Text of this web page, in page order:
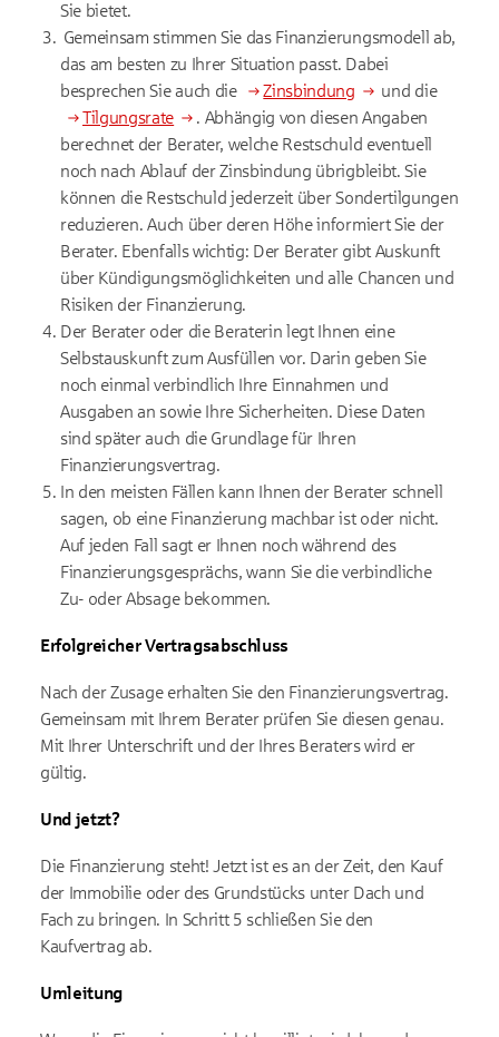
Sie bietet.
Gemeinsam stimmen Sie das Finanzierungsmodell ab,
das am besten zu Ihrer Situation passt. Dabei
besprechen Sie auch die
Zinsbindung
und die
Tilgungsrate
. Abhängig von diesen Angaben
berechnet der Berater, welche Restschuld eventuell
noch nach Ablauf der Zinsbindung übrigbleibt. Sie
können die Restschuld jederzeit über Sondertilgungen
reduzieren. Auch über deren Höhe informiert Sie der
Berater. Ebenfalls wichtig: Der Berater gibt Auskunft
über Kündigungsmöglichkeiten und alle Chancen und
Risiken der Finanzierung.
Der Berater oder die Beraterin legt Ihnen eine
Selbstauskunft zum Ausfüllen vor. Darin geben Sie
noch einmal verbindlich Ihre Einnahmen und
Ausgaben an sowie Ihre Sicherheiten. Diese Daten
sind später auch die Grundlage für Ihren
Finanzierungsvertrag.
In den meisten Fällen kann Ihnen der Berater schnell
sagen, ob eine Finanzierung machbar ist oder nicht.
Auf jeden Fall sagt er Ihnen noch während des
Finanzierungsgesprächs, wann Sie die verbindliche
Zu- oder Absage bekommen.
Erfolgreicher Vertragsabschluss
Nach der Zusage erhalten Sie den Finanzierungsvertrag.
Gemeinsam mit Ihrem Berater prüfen Sie diesen genau.
Mit Ihrer Unterschrift und der Ihres Beraters wird er
gültig.
Und jetzt?
Die Finanzierung steht! Jetzt ist es an der Zeit, den Kauf
der Immobilie oder des Grundstücks unter Dach und
Fach zu bringen. In Schritt 5 schließen Sie den
Kaufvertrag ab.
Umleitung